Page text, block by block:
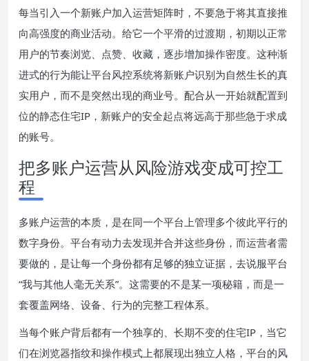
每当引入一个新账户加入运营矩阵时，不要急于将其直接推
向高强度的商业活动。给它一个平滑的过渡期，初期以正常
用户的节奏浏览、点赞、收藏，逐步增加操作密度。这种渐
进式的行为能让平台风控系统将新账户识别为自然生长的真
实用户，而不是突然出现的商业号。配合从一开始就配置到
位的静态住宅IP，新账户的安全起点将远高于那些急于求成
的账号。
把多账户运营从风险游戏变成可控工
程
多账户运营的本质，是在同一个平台上管理多个彼此平行的
数字身份。平台有动力去发现并合并这些身份，而运营者需
要做的，是让每一个身份都有足够的独立证据，去说服平台
“我与其他人毫无关系”。这需要的不是某一项秘籍，而是一
套覆盖网络、设备、行为的完整工程体系。
当每个账户背后都有一个独享的、长期不变的住宅IP，当它
们在浏览器指纹和操作模式上都展现出独立人格，平台的风